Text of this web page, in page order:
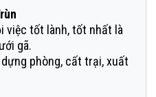
việc tốt lành, tốt nhất là
gã.
phòng, cất trại, xuất